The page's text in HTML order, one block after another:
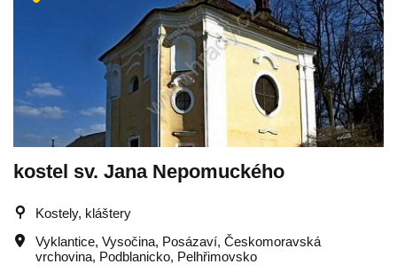
kostel sv. Jana Nepomuckého
Kostely, kláštery
Vyklantice, Vysočina, Posázaví, Českomoravská
vrchovina, Podblanicko, Pelhřimovsko